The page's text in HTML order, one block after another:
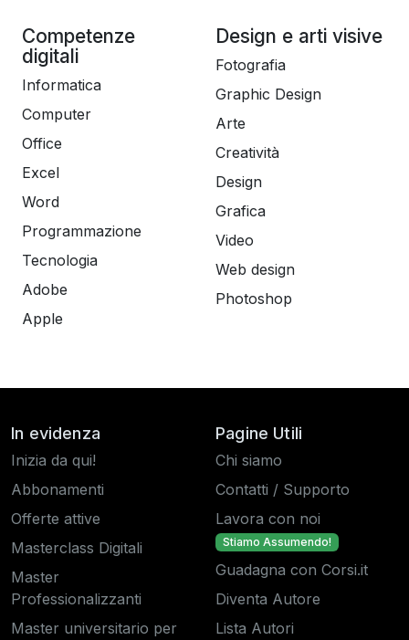
Competenze
digitali
Informatica
Computer
Office
Excel
Word
Programmazione
Tecnologia
Adobe
Apple
Design e arti visive
Fotografia
Graphic Design
Arte
Creatività
Design
Grafica
Video
Web design
Photoshop
In evidenza
Inizia da qui!
Abbonamenti
Offerte attive
Masterclass Digitali
Master
Professionalizzanti
Master universitario per
Pagine Utili
Chi siamo
Contatti / Supporto
Lavora con noi
Stiamo Assumendo!
Guadagna con Corsi.it
Diventa Autore
Lista Autori